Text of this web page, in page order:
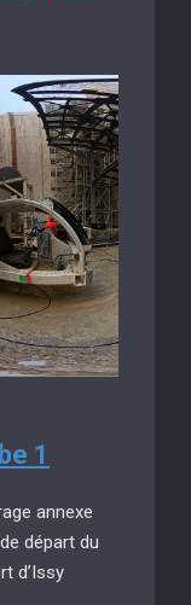
1
annexe
départ du
d’Issy